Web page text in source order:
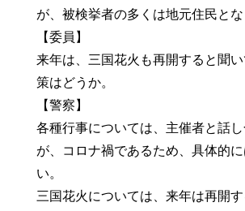
が、被検挙者の多くは地元住民とな
【委員】
来年は、三国花火も再開すると聞
策はどうか。
【警察】
各種行事については、主催者と話
が、コロナ禍であるため、具体的
い。
三国花火については、来年は再開